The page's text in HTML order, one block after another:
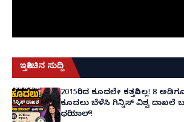
ಇತ್ತೀಚಿನ ಸುದ್ದಿ
2015ರಿಂದ ಕೂದಲೇ ಕತ್ತರಿಸಿಲ್ಲ! 8
ಕೂದಲು ಬೆಳೆಸಿ ಗಿನ್ನಿಸ್ ವಿಶ್ವ ದಾಖಲೆ
ಧರಿಯಾಲ್!